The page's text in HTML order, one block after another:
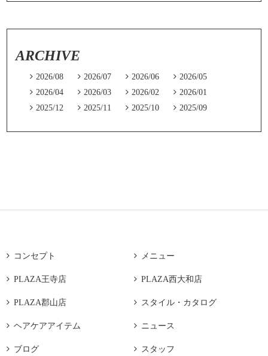
ARCHIVE
 2026/08  2026/07  2026/06  2026/05
 2026/04  2026/03  2026/02  2026/01
 2025/12  2025/11  2025/10  2025/09
 コンセプト  メニュー
 PLAZA王寺店  PLAZA西大和店
 PLAZA郡山店  スタイル・カタログ
 ヘアケアアイテム  ニュース
 ブログ  スタッフ